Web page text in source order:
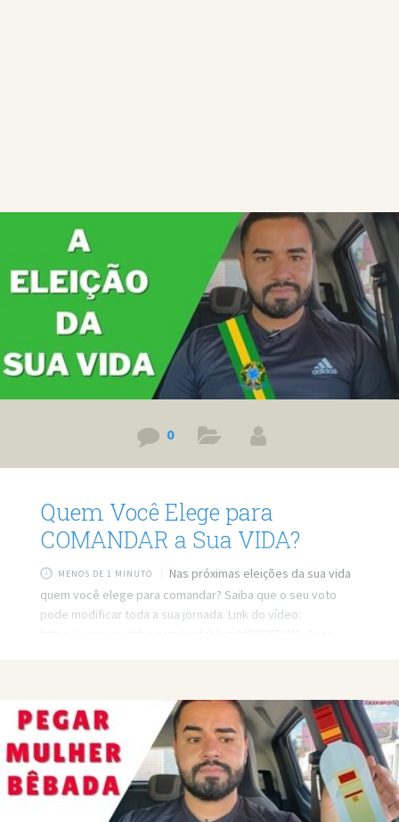
0
Quem Você Elege para
COMANDAR a Sua VIDA?
MENOS DE 1 MINUTO
Nas próximas eleições da sua vida
quem você elege para comandar? Saiba que o seu voto
pode modificar toda a sua jornada. Link do vídeo: